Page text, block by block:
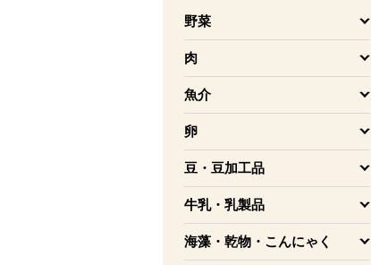
野菜
を開く
肉
を開く
魚介
を開く
卵
を開く
豆・豆加工品
を開く
牛乳・乳製品
を開く
海藻・乾物・こんにゃく
を開く